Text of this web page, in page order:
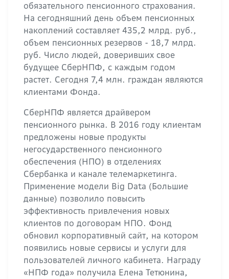
обязательного пенсионного страхования.
На сегодняшний день объем пенсионных
накоплений составляет 435,2 млрд. руб.,
объем пенсионных резервов - 18,7 млрд.
руб. Число людей, доверивших свое
будущее СберНПФ, с каждым годом
растет. Сегодня 7,4 млн. граждан являются
клиентами Фонда.
СберНПФ является драйвером
пенсионного рынка. В 2016 году клиентам
предложены новые продукты
негосударственного пенсионного
обеспечения (НПО) в отделениях
Сбербанка и канале телемаркетинга.
Применение модели Big Data (Большие
данные) позволило повысить
эффективность привлечения новых
клиентов по договорам НПО. Фонд
обновил корпоративный сайт, на котором
появились новые сервисы и услуги для
пользователей личного кабинета. Награду
«НПФ года» получила Елена Тетюнина,